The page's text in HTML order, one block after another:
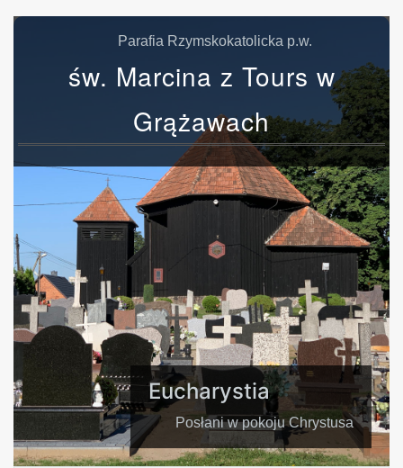
Eucharystia
Posłani w pokoju Chrystusa
Parafia Rzymskokatolicka p.w.
św. Marcina z Tours w
Grążawach